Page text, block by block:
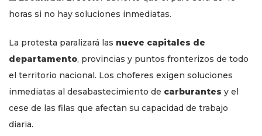
horas si no hay soluciones inmediatas.
La protesta paralizará las nueve capitales de
departamento, provincias y puntos fronterizos de todo
el territorio nacional. Los choferes exigen soluciones
inmediatas al desabastecimiento de carburantes y el
cese de las filas que afectan su capacidad de trabajo
diaria.